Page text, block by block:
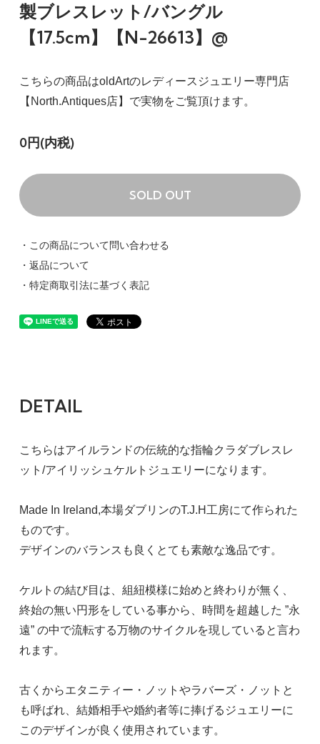
製ブレスレット/バングル
【17.5cm】【N-26613】@
こちらの商品はoldArtのレディースジュエリー専門店
【North.Antiques店】で実物をご覧頂けます。
0円(内税)
SOLD OUT
・この商品について問い合わせる
・返品について
・特定商取引法に基づく表記
DETAIL
こちらはアイルランドの伝統的な指輪クラダブレスレ
ット/アイリッシュケルトジュエリーになります。
Made In Ireland,本場ダブリンのT.J.H工房にて作られた
ものです。
デザインのバランスも良くとても素敵な逸品です。
ケルトの結び目は、組紐模様に始めと終わりが無く、
終始の無い円形をしている事から、時間を超越した ”永
遠” の中で流転する万物のサイクルを現していると言わ
れます。
古くからエタニティー・ノットやラバーズ・ノットと
も呼ばれ、結婚相手や婚約者等に捧げるジュエリーに
このデザインが良く使用されています。